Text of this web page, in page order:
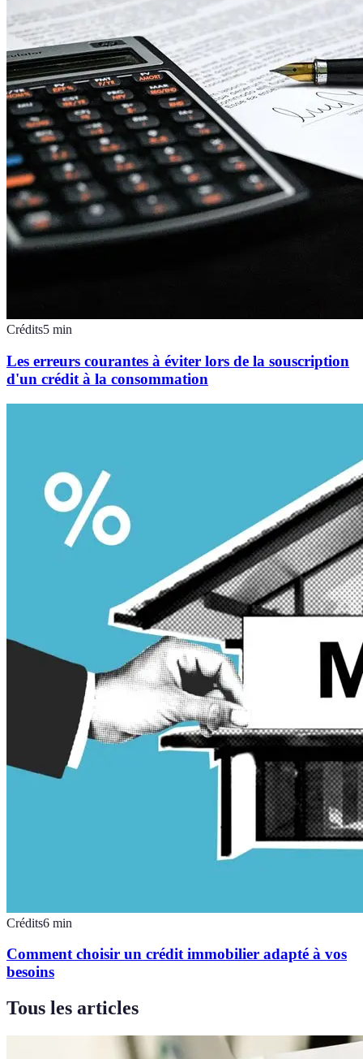
Crédits5 min
Les erreurs courantes à éviter lors de la souscription
d'un crédit à la consommation
Crédits6 min
Comment choisir un crédit immobilier adapté à vos
besoins
Tous les articles